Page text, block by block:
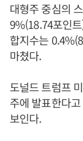
대형주 중심의
9%(18.74포인
합지수는
마쳤다.
도널드 트럼프
주에 발표한다
보인다.